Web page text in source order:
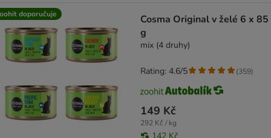
doporučuje
Cosma Original v želé 6 x 85
g
mix (4 druhy)
149 Kč
292 Kč / kg
Rating: 4.6/5 (359)